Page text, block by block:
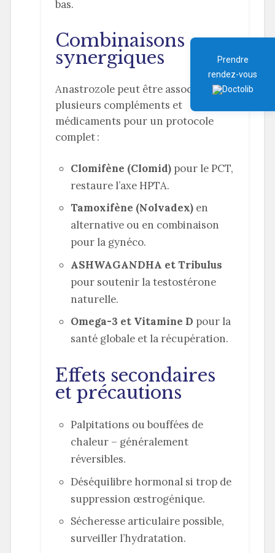
bas.
Combinaisons
synergiques
Anastrozole peut être associé à
plusieurs compléments et
médicaments pour un protocole
complet :
Clomifène (Clomid)pour le PCT,
restaure l’axe HPTA.
Tamoxifène (Nolvadex)en
alternative ou en combinaison
pour la gynéco.
ASHWAGANDHA et Tribulus
pour soutenir la testostérone
naturelle.
Omega-3 et Vitamine D pour la
santé globale et la récupération.
Effets secondaires
et précautions
Palpitations ou bouffées de
chaleur – généralement
réversibles.
Déséquilibre hormonal si trop de
suppression œstrogénique.
Sécheresse articulaire possible,
surveiller l’hydratation.
Prendre
rendez-vous